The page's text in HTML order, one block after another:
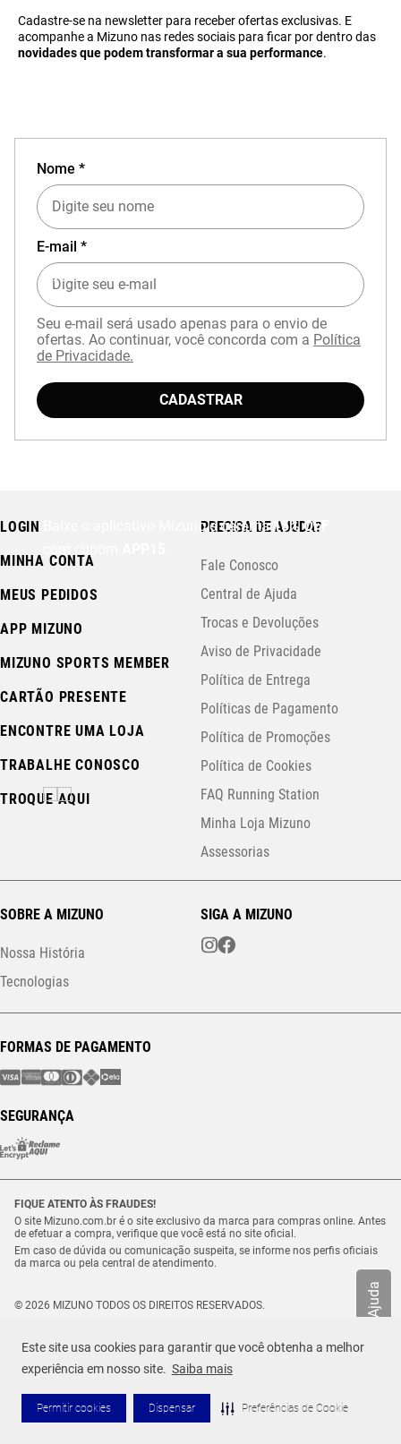
Este site usa cookies para garantir que você obtenha a melhor
experiência em nosso site. Saiba mais
Permitir cookies Dispensar Preferências de Cookie
Ajuda
Cadastre-se na newsletter para receber ofertas exclusivas. E
acompanhe a Mizuno nas redes sociais para ficar por dentro das
novidades que podem transformar a sua performance.
EXPERIÊNCIA MIZUNO NO APP
Baixe o aplicativo Mizuno e garanta 15% OFF
Nome *
E-mail *
Seu e-mail será usado apenas para o envio de
ofertas. Ao continuar, você concorda com a Política
de Privacidade.
CADASTRAR
LOGIN
MINHA CONTA
MEUS PEDIDOS
APP MIZUNO
MIZUNO SPORTS MEMBER
CARTÃO PRESENTE
ENCONTRE UMA LOJA
TRABALHE CONOSCO
TROQUE AQUI
PRECISA DE AJUDA?
Fale Conosco
Central de Ajuda
Trocas e Devoluções
Aviso de Privacidade
Política de Entrega
Políticas de Pagamento
Política de Promoções
Política de Cookies
FAQ Running Station
Minha Loja Mizuno
Assessorias
SOBRE A MIZUNO
Nossa História
Tecnologias
SIGA A MIZUNO
FORMAS DE PAGAMENTO
SEGURANÇA
FIQUE ATENTO ÀS FRAUDES!
O site Mizuno.com.br é o site exclusivo da marca para compras online. Antes
de efetuar a compra, verifique que você está no site oficial.
Em caso de dúvida ou comunicação suspeita, se informe nos perfis oficiais
da marca ou pela central de atendimento.
© 2026 MIZUNO TODOS OS DIREITOS RESERVADOS.
Estrada Municipal Luiz Lopes Neto, n.º 21 – Tenentes – CEP. 37.640-000 –
Extrema/MG